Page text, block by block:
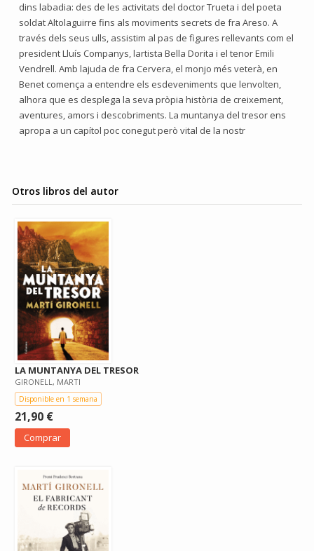
dins labadia: des de les activitats del doctor Trueta i del poeta
soldat Altolaguirre fins als moviments secrets de fra Areso. A
través dels seus ulls, assistim al pas de figures rellevants com el
president Lluís Companys, lartista Bella Dorita i el tenor Emili
Vendrell. Amb lajuda de fra Cervera, el monjo més veterà, en
Benet comença a entendre els esdeveniments que lenvolten,
alhora que es desplega la seva pròpia història de creixement,
aventures, amors i descobriments. La muntanya del tresor ens
apropa a un capítol poc conegut però vital de la nostr
Otros libros del autor
LA MUNTANYA DEL TRESOR
GIRONELL, MARTI
Disponible en 1 semana
21,90 €
Comprar